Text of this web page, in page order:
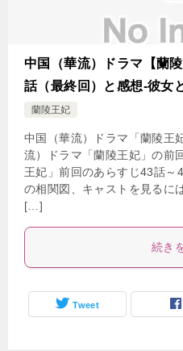
中国（華流）ドラマ【蘭
話（最終回）と感想-彼女
蘭陵王妃
中国（華流）ドラマ「蘭陵王
流）ドラマ「蘭陵王妃」の前
王妃」前回のあらすじ43話～
の相関図、キャストを見るに
[…]
続き
Tweet